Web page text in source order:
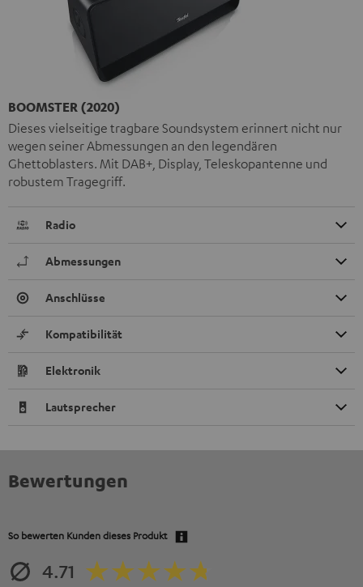
BOOMSTER (2020)
Dieses vielseitige tragbare Soundsystem erinnert nicht nur
wegen seiner Abmessungen an den legendären
Ghettoblasters. Mit DAB+, Display, Teleskopantenne und
robustem Tragegriff.
Radio
Abmessungen
Anschlüsse
Kompatibilität
Elektronik
Lautsprecher
Bewertungen
So bewerten Kunden dieses Produkt
4.71